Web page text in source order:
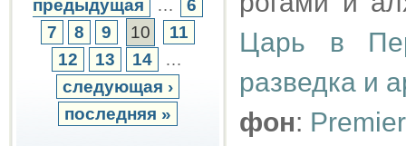
предыдущая …
6
7
8 9 10
11
12
13 14
…
следующая ›
последняя »
Царь в
разведка и
фон: